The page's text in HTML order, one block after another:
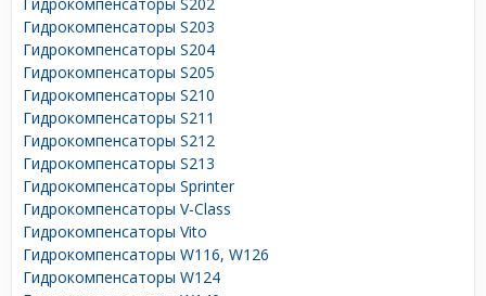
Гидрокомпенсаторы S203
Гидрокомпенсаторы S204
Гидрокомпенсаторы S205
Гидрокомпенсаторы S210
Гидрокомпенсаторы S211
Гидрокомпенсаторы S212
Гидрокомпенсаторы S213
Гидрокомпенсаторы Sprinter
Гидрокомпенсаторы V-Class
Гидрокомпенсаторы Vito
Гидрокомпенсаторы W116, W126
Гидрокомпенсаторы W124